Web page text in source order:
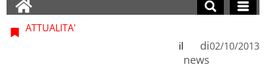
ATTUALITA'
di
news
il 02/10/2013